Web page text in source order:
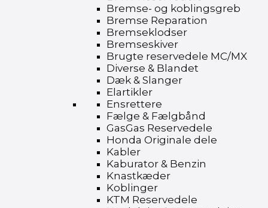
Bremse- og koblingsgreb
Bremse Reparation
Bremseklodser
Bremseskiver
Brugte reservedele MC/MX
Diverse & Blandet
Dæk & Slanger
Elartikler
Ensrettere
Fælge & Fælgbånd
GasGas Reservedele
Honda Originale dele
Kabler
Kaburator & Benzin
Knastkæder
Koblinger
KTM Reservedele